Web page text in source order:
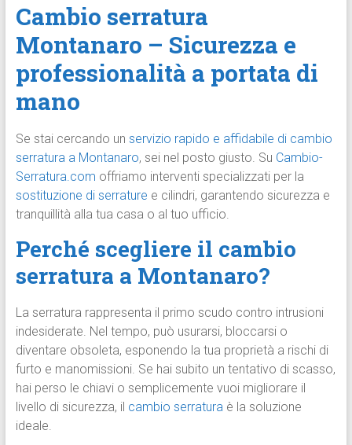
Cambio serratura
Montanaro – Sicurezza e
professionalità a portata di
mano
Se stai cercando un servizio rapido e affidabile di cambio
serratura a Montanaro, sei nel posto giusto. Su Cambio-
Serratura.com offriamo interventi specializzati per la
sostituzione di serrature e cilindri, garantendo sicurezza e
tranquillità alla tua casa o al tuo ufficio.
Perché scegliere il cambio
serratura a Montanaro?
La serratura rappresenta il primo scudo contro intrusioni
indesiderate. Nel tempo, può usurarsi, bloccarsi o
diventare obsoleta, esponendo la tua proprietà a rischi di
furto e manomissioni. Se hai subito un tentativo di scasso,
hai perso le chiavi o semplicemente vuoi migliorare il
livello di sicurezza, il cambio serraturaè la soluzione
ideale.